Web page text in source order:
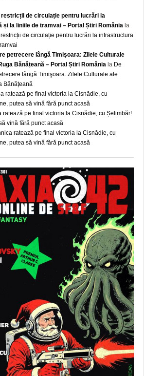
restricții de circulație pentru lucrări la
la liniile de tramvai – Portal Știri România la
de circulație pentru lucrări la infrastructura
petrecere lângă Timişoara: Zilele Culturale
Bănățeană – Portal Știri România la De
lângă Timişoara: Zilele Culturale ale
Bănățeană
ratează pe final victoria la Cisnădie, cu
putea să vină fără punct acasă
ratează pe final victoria la Cisnădie, cu Șelimbăr!
vină fără punct acasă
ratează pe final victoria la Cisnădie, cu
putea să vină fără punct acasă